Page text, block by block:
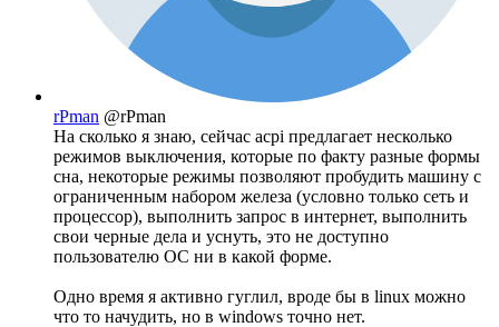
rPman @rPman
На сколько я знаю, сейчас acpi предлагает несколько
режимов выключения, которые по факту разные формы
сна, некоторые режимы позволяют пробудить машину с
ограниченным набором железа (условно только сеть и
процессор), выполнить запрос в интернет, выполнить
свои черные дела и уснуть, это не доступно
пользователю ОС ни в какой форме.
Одно время я активно гуглил, вроде бы в linux можно
что то начудить, но в windows точно нет.